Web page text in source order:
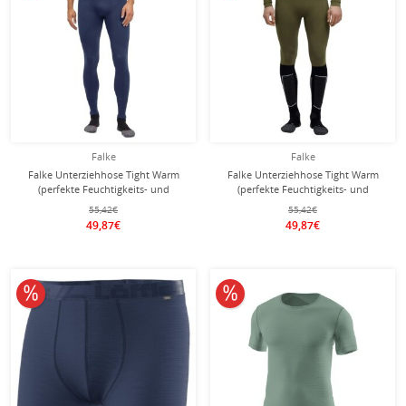
Falke
Falke Unterziehhose Tight Warm
(perfekte Feuchtigkeits- und
Temperaturregulierung) lang blau
Herren
55,42€
49,87€
Falke
Falke Unterziehhose Tight Warm
(perfekte Feuchtigkeits- und
Temperaturregulierung) lang grün
Herren
55,42€
49,87€
10% reduziert 10% reduziert